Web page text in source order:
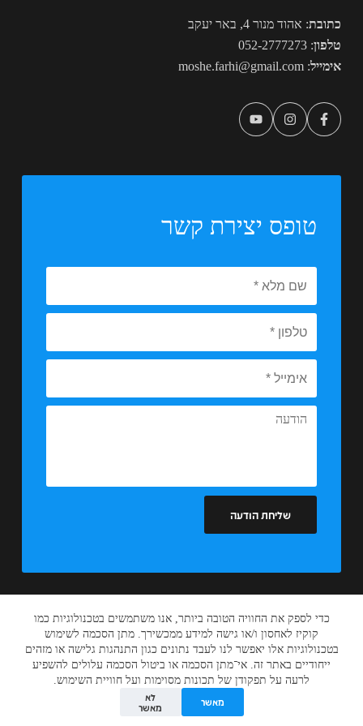
כדי לספק את החוויה הטובה ביותר, אנו משתמשים בטכנולוגיות כמו
קוקיז לאחסון ו/או גישה למידע ממכשירך. מתן הסכמה לשימוש
בטכנולוגיות אלו יאפשר לנו לעבד נתונים כגון התנהגות גלישה או מזהים
ייחודיים באתר זה. אי־מתן הסכמה או ביטול הסכמה עלולים להשפיע
לרעה על תפקודן של תכונות מסוימות ועל חוויית השימוש.
מאשר
לא
מאשר
כתובת: אהוד מנור 4, באר יעקב
טלפון:
052-2777273
אימייל:
moshe.farhi@gmail.com
טופס יצירת קשר
שליחת הודעה
2026 © משה פרחי. כל הזכויות שמורות.
מדיניות פרטיות
תנאי שימוש
הצהרת נגישות
עיצוב ופיתוח אקס פרסום